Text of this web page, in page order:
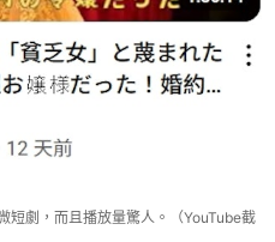
短劇，而且播放量驚人。（YouTube截